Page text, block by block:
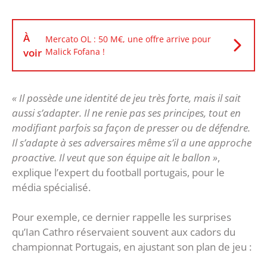
À
voir
Mercato OL : 50 M€, une offre arrive pour
Malick Fofana !
« Il possède une identité de jeu très forte, mais il sait
aussi s’adapter. Il ne renie pas ses principes, tout en
modifiant parfois sa façon de presser ou de défendre.
Il s’adapte à ses adversaires même s’il a une approche
proactive. Il veut que son équipe ait le ballon »,
explique l’expert du football portugais, pour le
média spécialisé.
Pour exemple, ce dernier rappelle les surprises
qu’Ian Cathro réservaient souvent aux cadors du
championnat Portugais, en ajustant son plan de jeu :